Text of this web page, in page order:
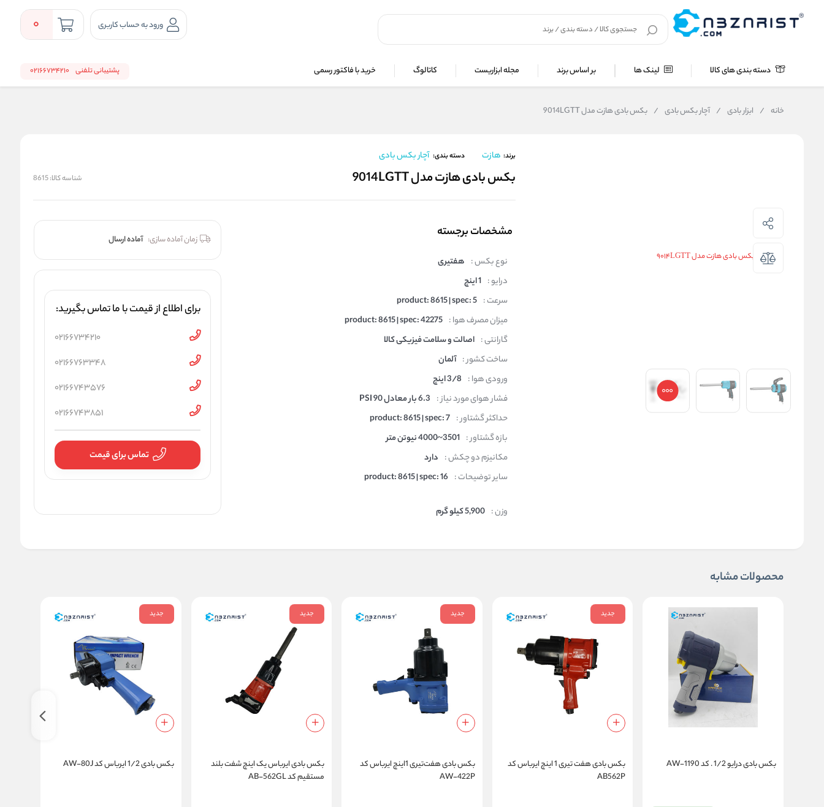
ورود به حساب کاربری 0
دسته بندی های کالا لینک ها بر اساس برند مجله ابزاریست کاتالوگ خرید با فاکتور رسمی پشتیبانی تلفنی 02166734210
خانه / ابزار بادی / آچار بکس بادی / بکس بادی هازت مدل 9014LGTT
برند: هازت دسته بندی: آچار بکس بادی
بکس بادی هازت مدل 9014LGTT شناسه کالا:8615
مشخصات برجسته
نوع بکس : هفتیری
درایو : 1 اینچ
سرعت : product: 8615 | spec: 5
میزان مصرف هوا : product: 8615 | spec: 42275
گارانتی : اصالت و سلامت فیزیکی کالا
ساخت کشور : آلمان
ورودی هوا : 3/8 اینچ
فشار هوای مورد نیاز : 6.3 بار معادل 90 PSI
حداکثر گشتاور : product: 8615 | spec: 7
بازه گشتاور : 3501~4000 نیوتن متر
مکانیزم دو چکش : دارد
سایر توضیحات : product: 8615 | spec: 16
وزن : 5,900 کیلو گرم
زمان آماده سازی: آماده ارسال
برای اطلاع از قیمت با ما تماس بگیرید:
02166734210
02166763348
02166743576
02166743851
تماس برای قیمت
محصولات مشابه
بکس بادی درایو 1/2 . کد AW-1190
جدید
بکس بادی هفت تیری 1 اینچ ایرباس کد
AB562P
جدید
بکس بادی هفت‌تیری 1اینچ ایرباس کد
AW-422P
جدید
بکس بادی ایرباس یک اینچ شفت بلند
مستقیم کد AB-562GL
جدید
بکس بادی 1/2 ایرباس کد AW-80J